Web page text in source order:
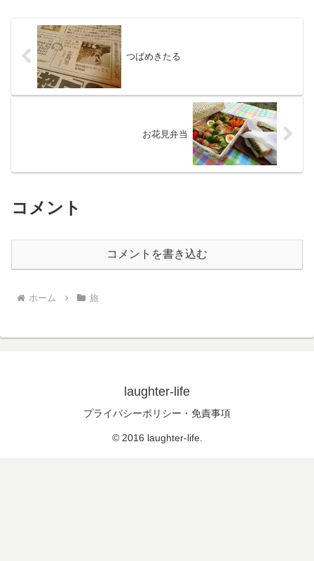
つばめきたる
お花見弁当
コメント
コメントを書き込む
ホーム 旅
laughter-life
プライバシーポリシー・免責事項
© 2016 laughter-life.